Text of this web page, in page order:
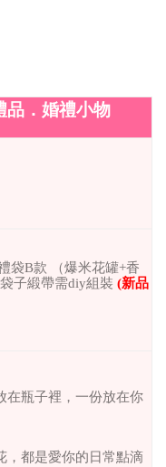
品．婚禮小物
袋B款 （爆米花罐+香
子緞帶需diy組裝 (新品
在瓶子裡，一份放在你
，都是愛你的日常點滴